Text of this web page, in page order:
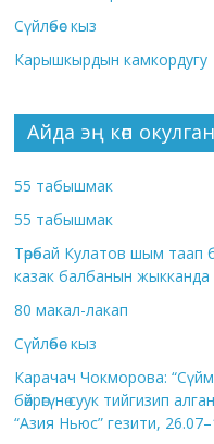
Сүйлөбөс кыз
Карышкырдын камкордугу
Айда эң көп
55 табышмак
55 табышмак
Төрөбай Кулатов шым
казак балбанын жыкканда
80 макал-лакап
Сүйлөбөс кыз
Карачач Чокморова:
бөйрөгүнө суук тийгизип
“Азия Ньюс” гезити,